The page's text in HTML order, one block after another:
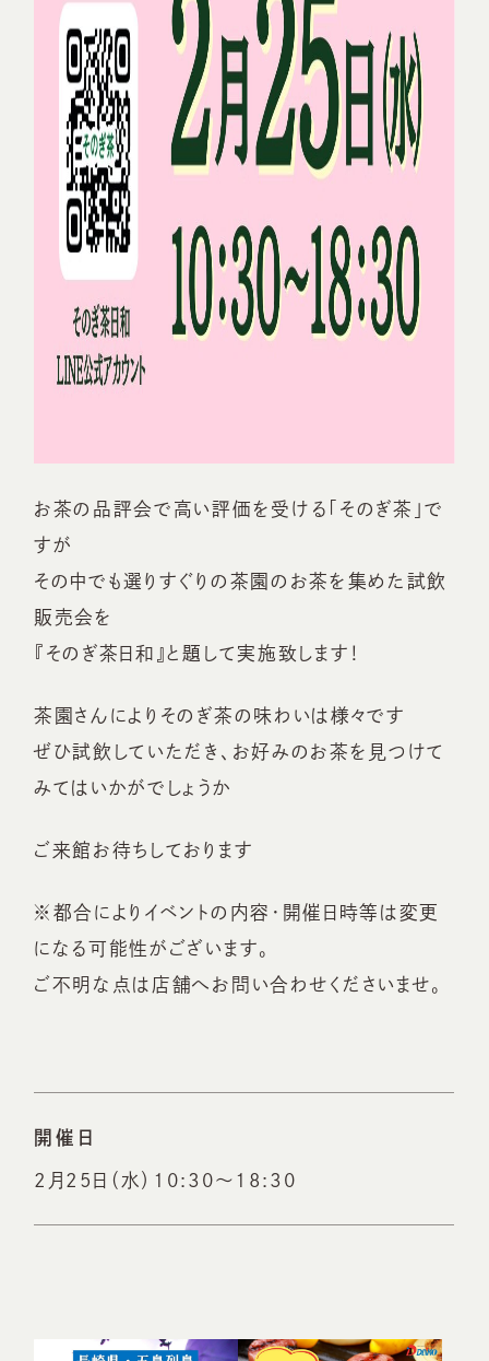
お茶の品評会で高い評価を受ける「そのぎ茶」で
すが
その中でも選りすぐりの茶園のお茶を集めた試飲
販売会を
『そのぎ茶日和』と題して実施致します！
茶園さんによりそのぎ茶の味わいは様々です
ぜひ試飲していただき、お好みのお茶を見つけて
みてはいかがでしょうか
ご来館お待ちしております
※都合によりイベントの内容・開催日時等は変更
になる可能性がございます。
ご不明な点は店舗へお問い合わせくださいませ。
開催日
2月25日（水）10:30～18:30